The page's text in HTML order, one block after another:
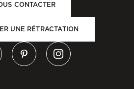
CONTACTER
UNE RÉTRACTATION